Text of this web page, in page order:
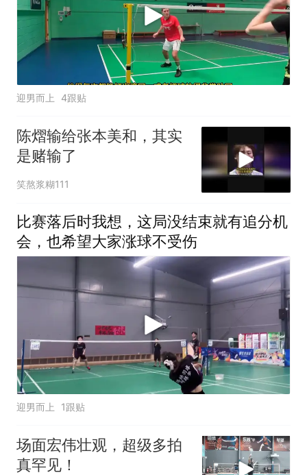
迎男而上 4跟贴
陈熠输给张本美和，其实
是赌输了
笑熬浆糊111
比赛落后时我想，这局没结束就有追分机
会，也希望大家涨球不受伤
迎男而上 1跟贴
场面宏伟壮观，超级多拍
真罕见！